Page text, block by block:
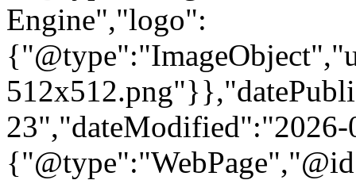
Engine","logo":